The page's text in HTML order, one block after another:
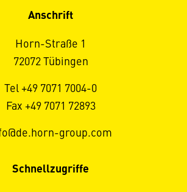
Anschrift
Horn-Straße 1
72072 Tübingen
Tel +49 7071 7004-0
Fax +49 7071 72893
group.com
Schnellzugriffe